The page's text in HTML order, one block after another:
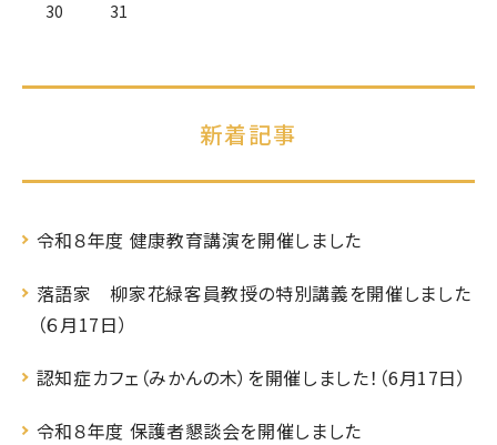
30
31
新着記事
令和８年度 健康教育講演を開催しました
落語家 柳家花緑客員教授の特別講義を開催しました
（６月17日）
認知症カフェ（みかんの木）を開催しました！（6月17日）
令和８年度 保護者懇談会を開催しました